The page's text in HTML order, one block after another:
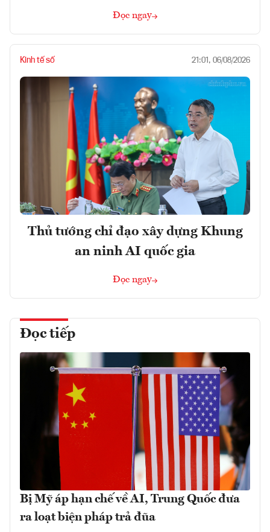
Đọc ngay
Kinh tế số 21:01, 06/08/2026
Thủ tướng chỉ đạo xây dựng Khung
an ninh AI quốc gia
Đọc ngay
Đọc tiếp
Bị Mỹ áp hạn chế về AI, Trung Quốc đưa
ra loạt biện pháp trả đũa